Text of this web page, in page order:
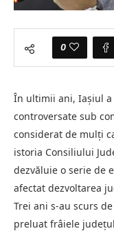
0
În ultimii ani, Iașiul
controversate sub
considerat de mulți
istoria Consiliului
dezvăluie o serie de
afectat dezvoltarea
Trei ani s-au scurs
preluat frâiele